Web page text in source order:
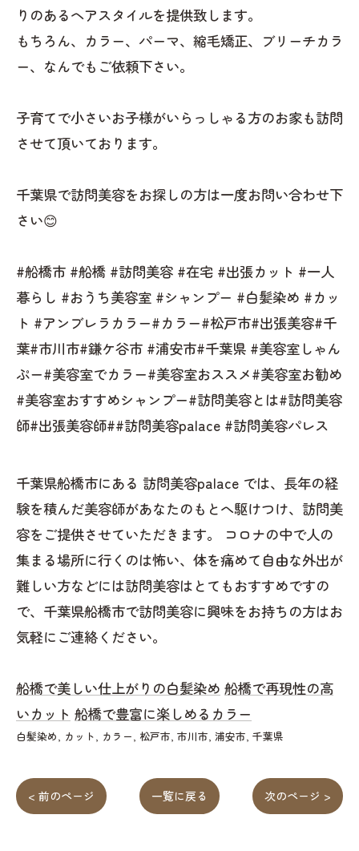
りのあるヘアスタイルを提供致します。
もちろん、カラー、パーマ、縮毛矯正、ブリーチカラ
ー、なんでもご依頼下さい。
子育てで小さいお子様がいらっしゃる方のお家も訪問
させて頂いております。
千葉県で訪問美容をお探しの方は一度お問い合わせ下
さい😊
#船橋市 #船橋 #訪問美容 #在宅 #出張カット #一人
暮らし #おうち美容室 #シャンプー #白髪染め #カッ
ト #アンブレラカラー#カラー#松戸市#出張美容#千
葉#市川市#鎌ケ谷市 #浦安市#千葉県 #美容室しゃん
ぷー#美容室でカラー#美容室おススメ#美容室お勧め
#美容室おすすめシャンプー#訪問美容とは#訪問美容
師#出張美容師##訪問美容palace #訪問美容パレス
千葉県船橋市にある 訪問美容palace では、長年の経
験を積んだ美容師があなたのもとへ駆けつけ、訪問美
容をご提供させていただきます。 コロナの中で人の
集まる場所に行くのは怖い、体を痛めて自由な外出が
難しい方などには訪問美容はとてもおすすめですの
で、千葉県船橋市で訪問美容に興味をお持ちの方はお
気軽にご連絡ください。
船橋で美しい仕上がりの白髪染め 船橋で再現性の高
いカット 船橋で豊富に楽しめるカラー
白髪染め カット カラー 松戸市 市川市 浦安市 千葉県
< 前のページ 一覧に戻る 次のページ >